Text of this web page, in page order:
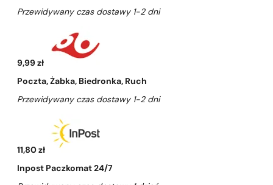
Przewidywany czas dostawy 1-2 dni
9,99 zł
Poczta, Żabka, Biedronka, Ruch
Przewidywany czas dostawy 1-2 dni
11,80 zł
Inpost Paczkomat 24/7